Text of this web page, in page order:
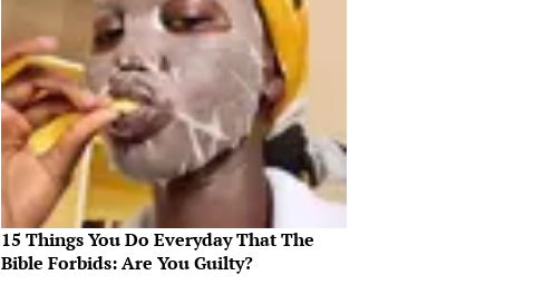
15 Things You Do Everyday That The
Bible Forbids: Are You Guilty?